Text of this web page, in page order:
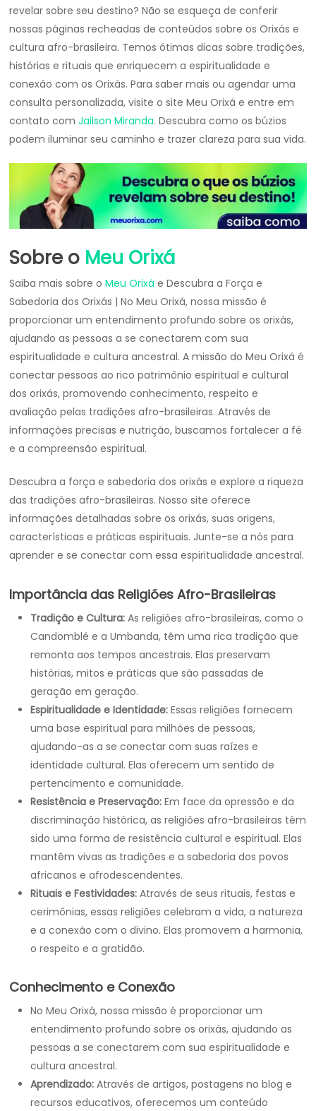
revelar sobre seu destino? Não se esqueça de conferir
nossas páginas recheadas de conteúdos sobre os Orixás e
cultura afro-brasileira. Temos ótimas dicas sobre tradições,
histórias e rituais que enriquecem a espiritualidade e
conexão com os Orixás. Para saber mais ou agendar uma
consulta personalizada, visite o site Meu Orixá e entre em
contato comJailson Miranda. Descubra como os búzios
podem iluminar seu caminho e trazer clareza para sua vida.
Sobre o Meu Orixá
Saiba mais sobre oMeu Orixá e Descubra a Força e
Sabedoria dos Orixás | No Meu Orixá, nossa missão é
proporcionar um entendimento profundo sobre os orixás,
ajudando as pessoas a se conectarem com sua
espiritualidade e cultura ancestral. A missão do Meu Orixá é
conectar pessoas ao rico patrimônio espiritual e cultural
dos orixás, promovendo conhecimento, respeito e
avaliação pelas tradições afro-brasileiras. Através de
informações precisas e nutrição, buscamos fortalecer a fé
e a compreensão espiritual.
Descubra a força e sabedoria dos orixás e explore a riqueza
das tradições afro-brasileiras. Nosso site oferece
informações detalhadas sobre os orixás, suas origens,
características e práticas espirituais. Junte-se a nós para
aprender e se conectar com essa espiritualidade ancestral.
Importância das Religiões Afro-Brasileiras
Tradição e Cultura: As religiões afro-brasileiras, como o
Candomblé e a Umbanda, têm uma rica tradição que
remonta aos tempos ancestrais. Elas preservam
histórias, mitos e práticas que são passadas de
geração em geração.
Espiritualidade e Identidade: Essas religiões fornecem
uma base espiritual para milhões de pessoas,
ajudando-as a se conectar com suas raízes e
identidade cultural. Elas oferecem um sentido de
pertencimento e comunidade.
Resistência e Preservação: Em face da opressão e da
discriminação histórica, as religiões afro-brasileiras têm
sido uma forma de resistência cultural e espiritual. Elas
mantêm vivas as tradições e a sabedoria dos povos
africanos e afrodescendentes.
Rituais e Festividades: Através de seus rituais, festas e
cerimônias, essas religiões celebram a vida, a natureza
e a conexão com o divino. Elas promovem a harmonia,
o respeito e a gratidão.
Conhecimento e Conexão
No Meu Orixá, nossa missão é proporcionar um
entendimento profundo sobre os orixás, ajudando as
pessoas a se conectarem com sua espiritualidade e
cultura ancestral.
Aprendizado: Através de artigos, postagens no blog e
recursos educativos, oferecemos um conteúdo